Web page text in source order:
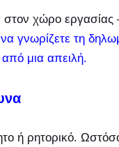
στον χώρο
να γνωρίζετε τη
μια απειλή.
ή ρητορικό.